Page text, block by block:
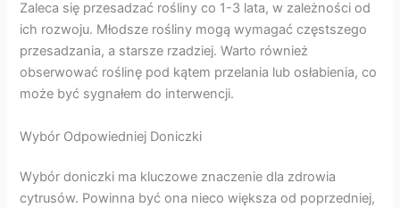
Zaleca się przesadzać rośliny co 1-3 lata, w zależności od
ich rozwoju. Młodsze rośliny mogą wymagać częstszego
przesadzania, a starsze rzadziej. Warto również
obserwować roślinę pod kątem przelania lub osłabienia, co
może być sygnałem do interwencji.
Wybór Odpowiedniej Doniczki
Wybór doniczki ma kluczowe znaczenie dla zdrowia
cytrusów. Powinna być ona nieco większa od poprzedniej,